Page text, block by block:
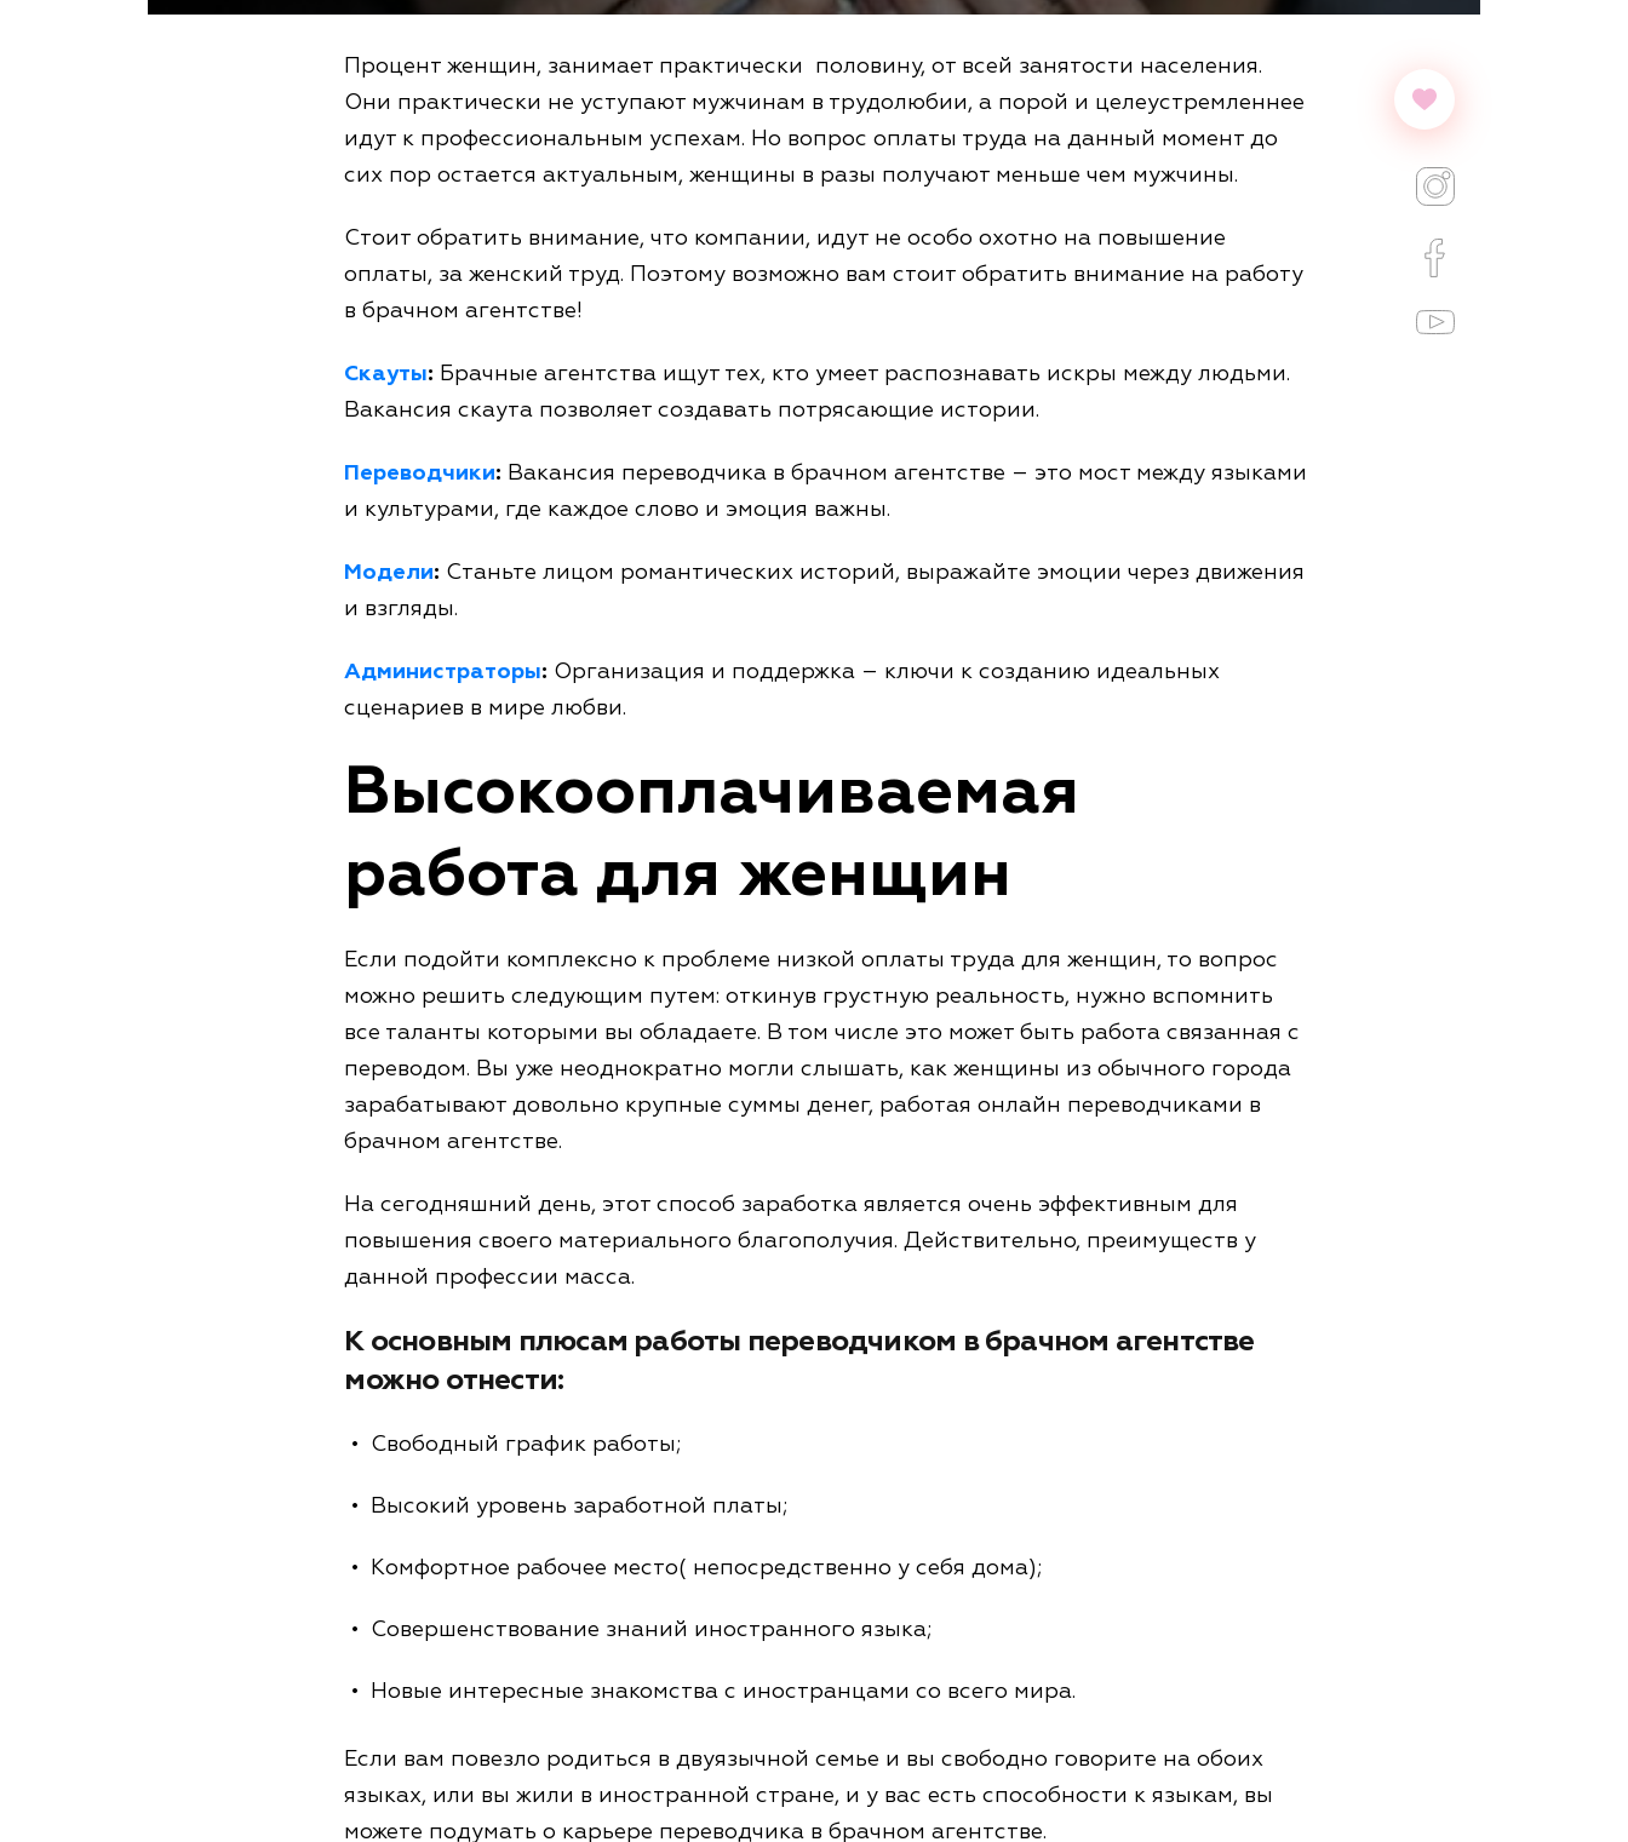
Процент женщин, занимает практически половину, от всей занятости населения.
Они практически не уступают мужчинам в трудолюбии, а порой и целеустремленнее
идут к профессиональным успехам. Но вопрос оплаты труда на данный момент до
сих пор остается актуальным, женщины в разы получают меньше чем мужчины.
Стоит обратить внимание, что компании, идут не особо охотно на повышение
оплаты, за женский труд. Поэтому возможно вам стоит обратить внимание на работу
в брачном агентстве!
Скауты: Брачные агентства ищут тех, кто умеет распознавать искры между людьми.
Вакансия скаута позволяет создавать потрясающие истории.
Переводчики: Вакансия переводчика в брачном агентстве – это мост между языками
и культурами, где каждое слово и эмоция важны.
Модели: Станьте лицом романтических историй, выражайте эмоции через движения
и взгляды.
Администраторы: Организация и поддержка – ключи к созданию идеальных
сценариев в мире любви.
Высокооплачиваемая
работа для женщин
Если подойти комплексно к проблеме низкой оплаты труда для женщин, то вопрос
можно решить следующим путем: откинув грустную реальность, нужно вспомнить
все таланты которыми вы обладаете. В том числе это может быть работа связанная с
переводом. Вы уже неоднократно могли слышать, как женщины из обычного города
зарабатывают довольно крупные суммы денег, работая онлайн переводчиками в
брачном агентстве.
На сегодняшний день, этот способ заработка является очень эффективным для
повышения своего материального благополучия. Действительно, преимуществ у
данной профессии масса.
К основным плюсам работы переводчиком в брачном агентстве
можно отнести:
Свободный график работы;
Высокий уровень заработной платы;
Комфортное рабочее место( непосредственно у себя дома);
Совершенствование знаний иностранного языка;
Новые интересные знакомства с иностранцами со всего мира.
Если вам повезло родиться в двуязычной семье и вы свободно говорите на обоих
языках, или вы жили в иностранной стране, и у вас есть способности к языкам, вы
можете подумать о карьере переводчика в брачном агентстве.